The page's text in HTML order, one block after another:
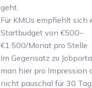
geht.
Für KMUs empfiehlt sich
Startbudget von €500–
€1.500/Monat pro Stelle.
Im Gegensatz zu
man hier pro Impression
nicht pauschal für 30